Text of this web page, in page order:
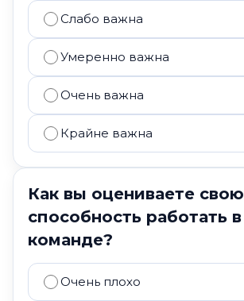
Слабо важна
Умеренно важна
Очень важна
Крайне важна
Как вы оцениваете свою
способность работать в
команде?
Очень плохо